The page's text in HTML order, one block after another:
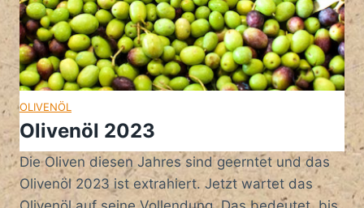
OLIVENÖL
Olivenöl 2023
Die Oliven diesen Jahres sind geerntet und das
Olivenöl 2023 ist extrahiert. Jetzt wartet das